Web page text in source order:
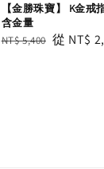
【金勝珠寶】 K金
含金量
Regular
NT$ 5,400 Sale
從 NT$